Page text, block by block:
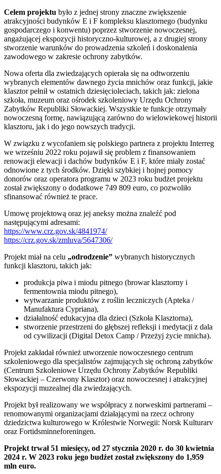
Celem projektu było z jednej strony znaczne zwiększenie
atrakcyjności budynków E i F kompleksu klasztornego (budynku
gospodarczego i konwentu) poprzez stworzenie nowoczesnej,
angażującej ekspozycji historyczno-kulturowej, a z drugiej strony
stworzenie warunków do prowadzenia szkoleń i doskonalenia
zawodowego w zakresie ochrony zabytków.
Nowa oferta dla zwiedzających opierała się na odtworzeniu
wybranych elementów dawnego życia mnichów oraz funkcji, jakie
klasztor pełnił w ostatnich dziesięcioleciach, takich jak: zielona
szkoła, muzeum oraz ośrodek szkoleniowy Urzędu Ochrony
Zabytków Republiki Słowackiej. Wszystkie te funkcje otrzymały
nowoczesną formę, nawiązującą zarówno do wielowiekowej historii
klasztoru, jak i do jego nowszych tradycji.
W związku z wycofaniem się polskiego partnera z projektu Interreg
we wrześniu 2022 roku pojawił się problem z finansowaniem
renowacji elewacji i dachów budynków E i F, które miały zostać
odnowione z tych środków. Dzięki szybkiej i hojnej pomocy
donorów oraz operatora programu w 2023 roku budżet projektu
został zwiększony o dodatkowe 749 809 euro, co pozwoliło
sfinansować również te prace.
Umowę projektową oraz jej aneksy można znaleźć pod
następującymi adresami:
https://www.crz.gov.sk/4841974/
https://crz.gov.sk/zmluva/5647306/
Projekt miał na celu „odrodzenie” wybranych historycznych
funkcji klasztoru, takich jak:
produkcja piwa i miodu pitnego (browar klasztorny i
fermentownia miodu pitnego),
wytwarzanie produktów z roślin leczniczych (Apteka /
Manufaktura Cypriana),
działalność edukacyjna dla dzieci (Szkoła Klasztorna),
stworzenie przestrzeni do głębszej refleksji i medytacji z dala
od cywilizacji (Digital Detox Camp / Przeżyj życie mnicha).
Projekt zakładał również utworzenie nowoczesnego centrum
szkoleniowego dla specjalistów zajmujących się ochroną zabytków
(Centrum Szkoleniowe Urzędu Ochrony Zabytków Republiki
Słowackiej – Czerwony Klasztor) oraz nowoczesnej i atrakcyjnej
ekspozycji muzealnej dla zwiedzających.
Projekt był realizowany we współpracy z norweskimi partnerami –
renomowanymi organizacjami działającymi na rzecz ochrony
dziedzictwa kulturowego w Królestwie Norwegii: Norsk Kulturarv
oraz Fortidsminneforeningen.
Projekt trwał 51 miesięcy, od 27 stycznia 2020 r. do 30 kwietnia
2024 r. W 2023 roku jego budżet został zwiększony do 1,959
mln euro.